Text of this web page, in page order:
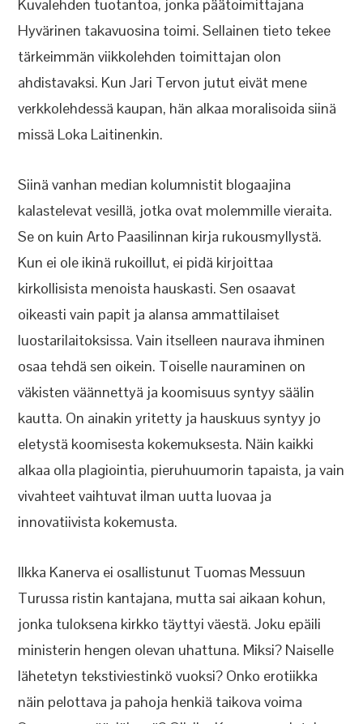
Kuvalehden tuotantoa, jonka päätoimittajana
Hyvärinen takavuosina toimi. Sellainen tieto tekee
tärkeimmän viikkolehden toimittajan olon
ahdistavaksi. Kun Jari Tervon jutut eivät mene
verkkolehdessä kaupan, hän alkaa moralisoida siinä
missä Loka Laitinenkin.
Siinä vanhan median kolumnistit blogaajina
kalastelevat vesillä, jotka ovat molemmille vieraita.
Se on kuin Arto Paasilinnan kirja rukousmyllystä.
Kun ei ole ikinä rukoillut, ei pidä kirjoittaa
kirkollisista menoista hauskasti. Sen osaavat
oikeasti vain papit ja alansa ammattilaiset
luostarilaitoksissa. Vain itselleen naurava ihminen
osaa tehdä sen oikein. Toiselle nauraminen on
väkisten väännettyä ja koomisuus syntyy säälin
kautta. On ainakin yritetty ja hauskuus syntyy jo
eletystä koomisesta kokemuksesta. Näin kaikki
alkaa olla plagiointia, pieruhuumorin tapaista, ja vain
vivahteet vaihtuvat ilman uutta luovaa ja
innovatiivista kokemusta.
Ilkka Kanerva ei osallistunut Tuomas Messuun
Turussa ristin kantajana, mutta sai aikaan kohun,
jonka tuloksena kirkko täyttyi väestä. Joku epäili
ministerin hengen olevan uhattuna. Miksi? Naiselle
lähetetyn tekstiviestinkö vuoksi? Onko erotiikka
näin pelottava ja pahoja henkiä taikova voima